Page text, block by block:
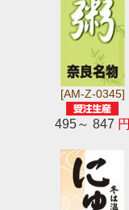
[AM-Z-0345]
495～ 847 円